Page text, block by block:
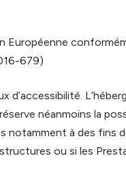
Européenne
679)
d’accessibilité.
néanmoins la
notamment à des fins
ou si les